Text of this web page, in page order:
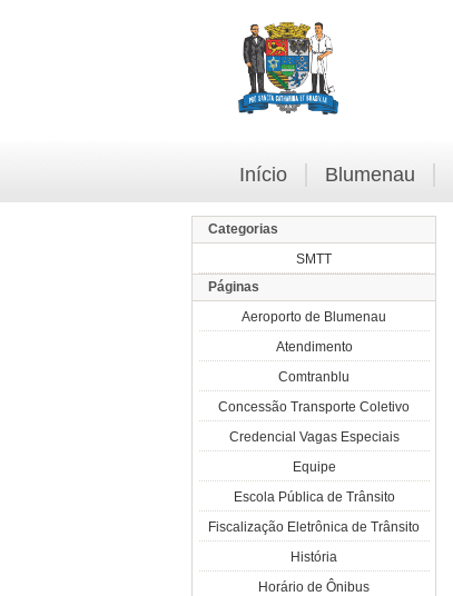
Início Blumenau
Categorias
SMTT
Páginas
Aeroporto de Blumenau
Atendimento
Comtranblu
Concessão Transporte Coletivo
Credencial Vagas Especiais
Equipe
Escola Pública de Trânsito
Fiscalização Eletrônica de Trânsito
História
Horário de Ônibus